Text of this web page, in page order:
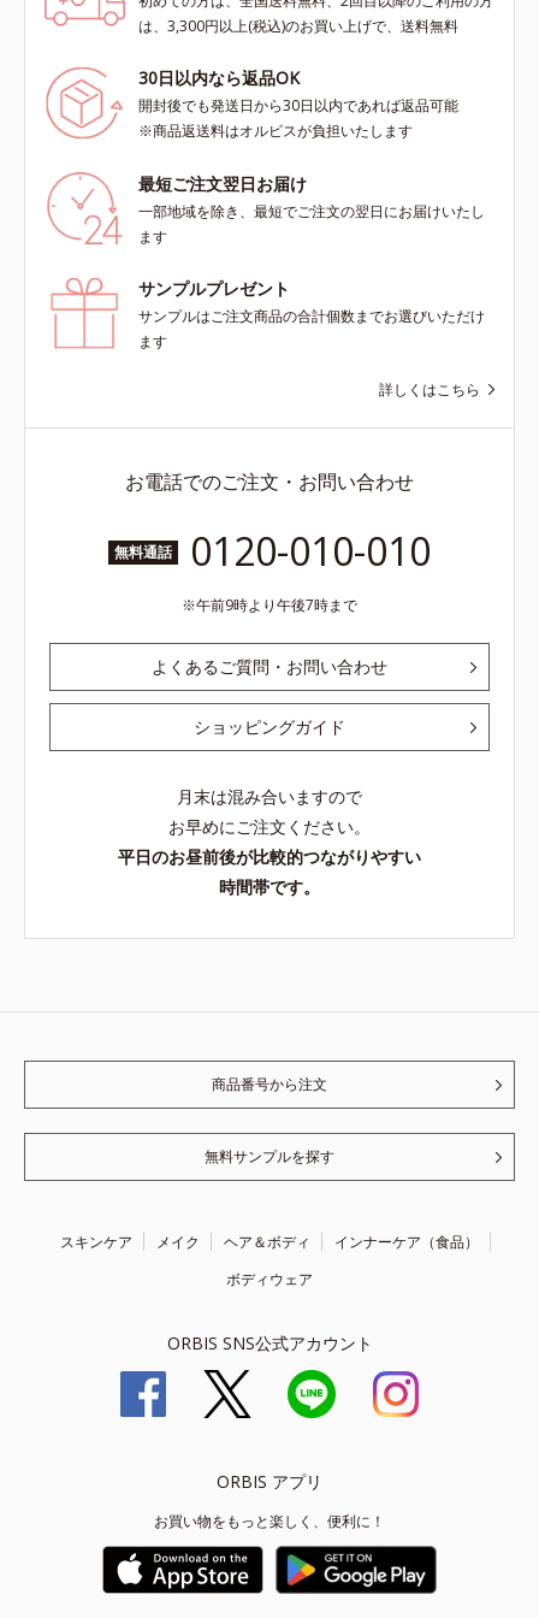
は、3,300円以上(税込)のお買い上げで、送料無料
30日以内なら返品OK
開封後でも発送日から30日以内であれば返品可能
※商品返送料はオルビスが負担いたします
最短ご注文翌日お届け
一部地域を除き、最短でご注文の翌日にお届けいたし
ます
サンプルプレゼント
サンプルはご注文商品の合計個数までお選びいただけ
ます
詳しくはこちら
お電話でのご注文・お問い合わせ
無料通話 0120-010-010
午前9時より午後7時まで
よくあるご質問・お問い合わせ
ショッピングガイド
月末は混み合いますので
お早めにご注文ください。
平日のお昼前後が比較的つながりやすい
時間帯です。
商品番号から注文
無料サンプルを探す
スキンケア メイク ヘア＆ボディ
インナーケア（食品）
ボディウェア
ORBIS SNS公式アカウント
ORBIS アプリ
お買い物をもっと楽しく、便利に！